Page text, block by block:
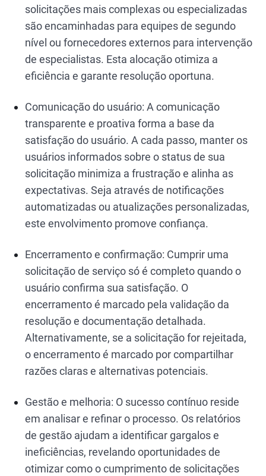
solicitações mais complexas ou especializadas
são encaminhadas para equipes de segundo
nível ou fornecedores externos para intervenção
de especialistas. Esta alocação otimiza a
eficiência e garante resolução oportuna.
Comunicação do usuário: A comunicação
transparente e proativa forma a base da
satisfação do usuário. A cada passo, manter os
usuários informados sobre o status de sua
solicitação minimiza a frustração e alinha as
expectativas. Seja através de notificações
automatizadas ou atualizações personalizadas,
este envolvimento promove confiança.
Encerramento e confirmação: Cumprir uma
solicitação de serviço só é completo quando o
usuário confirma sua satisfação. O
encerramento é marcado pela validação da
resolução e documentação detalhada.
Alternativamente, se a solicitação for rejeitada,
o encerramento é marcado por compartilhar
razões claras e alternativas potenciais.
Gestão e melhoria: O sucesso contínuo reside
em analisar e refinar o processo. Os relatórios
de gestão ajudam a identificar gargalos e
ineficiências, revelando oportunidades de
otimizar como o cumprimento de solicitações